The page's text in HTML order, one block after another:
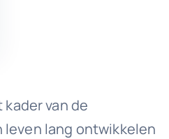
van de
lang ontwikkelen